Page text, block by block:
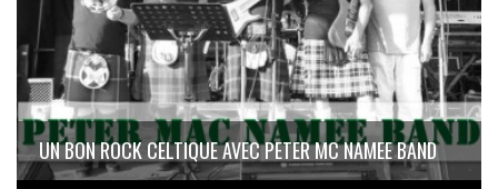
UN BON ROCK CELTIQUE AVEC PETER MC NAMEE BAND